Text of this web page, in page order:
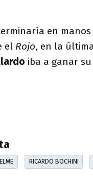
en
el Rojo, en la
iba a ganar
RICARDO BOCHINI